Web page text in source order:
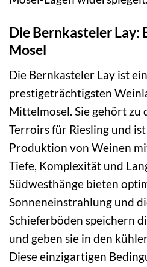
Die Bernkasteler Lay:
Mosel
Die Bernkasteler Lay ist
prestigeträchtigsten
Mittelmosel. Sie gehört zu
Terroirs für Riesling und
Produktion von Weinen
Tiefe, Komplexität und
Südwesthänge bieten
Sonneneinstrahlung und
Schieferböden speichern
und geben sie in den
Diese einzigartigen